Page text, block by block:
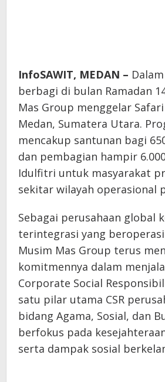
InfoSAWIT, MEDAN –
berbagi di bulan Ramadan
Mas Group menggelar
Medan, Sumatera Utara.
mencakup santunan bagi
dan pembagian hampir
Idulfitri untuk masyarakat
sekitar wilayah operasional
Sebagai perusahaan global
terintegrasi yang
Musim Mas Group terus
komitmennya dalam
Corporate Social
satu pilar utama CSR
bidang Agama, Sosial, dan
berfokus pada
serta dampak sosial